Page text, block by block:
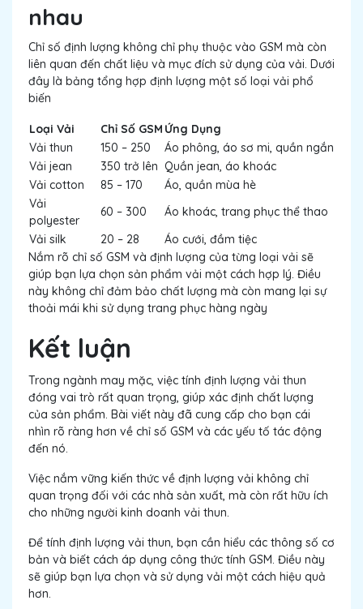
nhau
Chỉ số định lượng không chỉ phụ thuộc vào GSM mà còn
liên quan đến chất liệu và mục đích sử dụng của vải. Dưới
đây là bảng tổng hợp định lượng một số loại vải phổ
biến
Loại Vải Chỉ Số GSM Ứng Dụng
Vải thun
150 – 250
Áo phông, áo sơ mi, quần ngắn
Vải jean
350 trở lên Quần jean, áo khoác
Vải cotton
85 – 170
Áo, quần mùa hè
Vải
polyester
60 – 300
Áo khoác, trang phục thể thao
Vải silk
20 – 28
Áo cưới, đầm tiệc
Nắm rõ chỉ số GSM và định lượng của từng loại vải sẽ
giúp bạn lựa chọn sản phẩm vải một cách hợp lý. Điều
này không chỉ đảm bảo chất lượng mà còn mang lại sự
thoải mái khi sử dụng trang phục hàng ngày
Kết luận
Trong ngành may mặc, việc tính định lượng vải thun
đóng vai trò rất quan trọng, giúp xác định chất lượng
của sản phẩm. Bài viết này đã cung cấp cho bạn cái
nhìn rõ ràng hơn về chỉ số GSM và các yếu tố tác động
đến nó.
Việc nắm vững kiến thức về định lượng vải không chỉ
quan trọng đối với các nhà sản xuất, mà còn rất hữu ích
cho những người kinh doanh vải thun.
Để tính định lượng vải thun, bạn cần hiểu các thông số cơ
bản và biết cách áp dụng công thức tính GSM. Điều này
sẽ giúp bạn lựa chọn và sử dụng vải một cách hiệu quả
hơn.